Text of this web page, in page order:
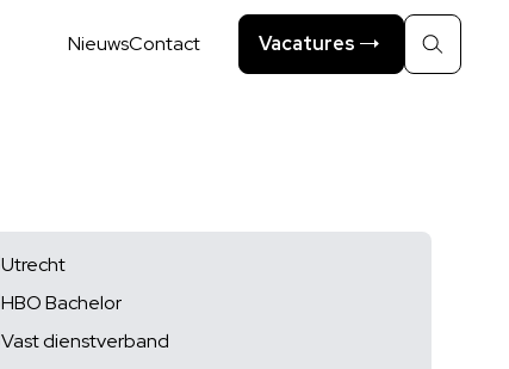
Vacatures
Zoeken
NieuwsContact
Utrecht
HBO Bachelor
Vast dienstverband